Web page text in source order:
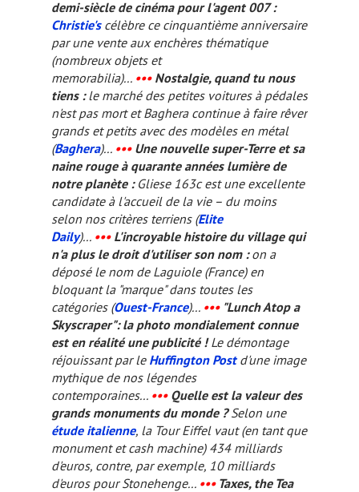
demi-siècle de cinéma pour l'agent 007 :
Christie'scélèbre ce cinquantième anniversaire
par une vente aux enchères thématique
(nombreux objets et
memorabilia)... •••Nostalgie, quand tu nous
tiens :le marché des petites voitures à pédales
n'est pas mort et Baghera continue à faire rêver
grands et petits avec des modèles en métal
(Baghera)... •••Une nouvelle super-Terre et sa
naine rouge à quarante années lumière de
notre planète :Gliese 163c est une excellente
candidate à l'accueil de la vie – du moins
selon nos critères terriens (Elite
Daily)... •••L'incroyable histoire du village qui
n'a plus le droit d'utiliser son nom :on a
déposé le nom de Laguiole (France) en
bloquant la "marque" dans toutes les
catégories (Ouest-France)... •••"Lunch Atop a
Skyscraper": la photo mondialement connue
est en réalité une publicité !Le démontage
réjouissant par le Huffington Postd'une image
mythique de nos légendes
contemporaines... •••Quelle est la valeur des
grands monuments du monde ?Selon une
étude italienne, la Tour Eiffel vaut (en tant que
monument et cash machine) 434 milliards
d'euros, contre, par exemple, 10 milliards
d'euros pour Stonehenge... ••• Taxes, the Tea